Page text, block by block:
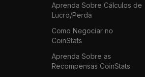
Aprenda Sobre Cálculos de
Lucro/Perda
Como Negociar no
CoinStats
Aprenda Sobre as
Recompensas CoinStats